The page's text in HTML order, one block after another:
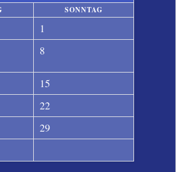
SONNTAG
1
8
15
22
29